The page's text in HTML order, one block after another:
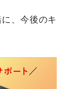
、今後のキ